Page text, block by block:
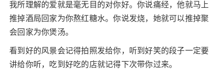
我所理解的爱就是毫无目的对你好。你说痛经，他就马上
推掉酒局回家为你熬红糖水。你说发烧，她就可以推掉聚
会回家为你煲汤。
看到好的风景会记得拍照发给你，听到好笑的段子一定要
讲给你听，吃到好吃的店就记得下次带你过来。